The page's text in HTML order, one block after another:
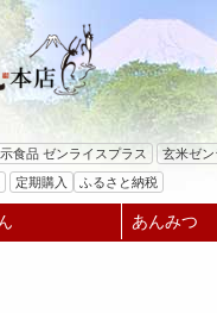
食品 ゼンライスプラス 玄米ゼン
定期購入 ふるさと納税
あんみつ